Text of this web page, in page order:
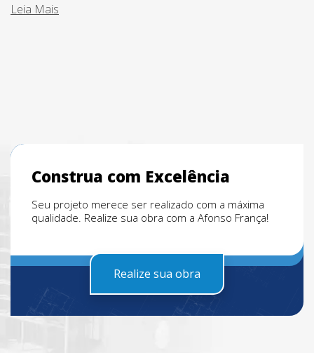
Leia Mais
Construa com Excelência
Seu projeto merece ser realizado com a máxima
qualidade. Realize sua obra com a Afonso França!
Realize sua obra